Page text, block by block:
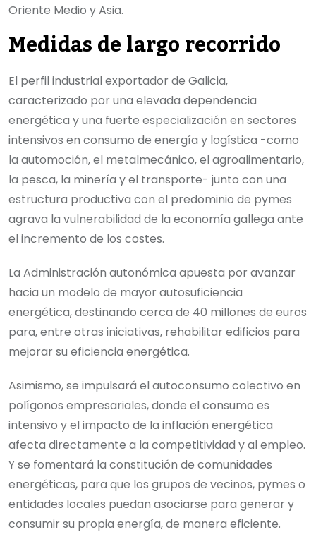
Oriente Medio y Asia.
Medidas de largo recorrido
El perfil industrial exportador de Galicia,
caracterizado por una elevada dependencia
energética y una fuerte especialización en sectores
intensivos en consumo de energía y logística -como
la automoción, el metalmecánico, el agroalimentario,
la pesca, la minería y el transporte- junto con una
estructura productiva con el predominio de pymes
agrava la vulnerabilidad de la economía gallega ante
el incremento de los costes.
La Administración autonómica apuesta por avanzar
hacia un modelo de mayor autosuficiencia
energética, destinando cerca de 40 millones de euros
para, entre otras iniciativas, rehabilitar edificios para
mejorar su eficiencia energética.
Asimismo, se impulsará el autoconsumo colectivo en
polígonos empresariales, donde el consumo es
intensivo y el impacto de la inflación energética
afecta directamente a la competitividad y al empleo.
Y se fomentará la constitución de comunidades
energéticas, para que los grupos de vecinos, pymes o
entidades locales puedan asociarse para generar y
consumir su propia energía, de manera eficiente.